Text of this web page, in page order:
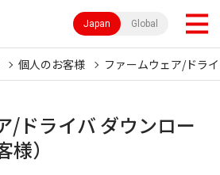
Japan Global
個人のお客様 ファームウェア/ドラ
/ドライバ ダウンロー
）